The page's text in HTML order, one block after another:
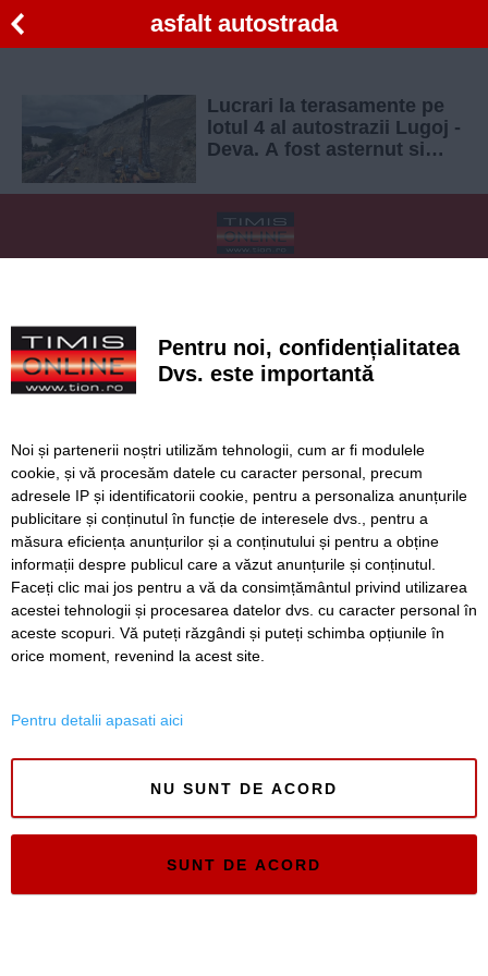
asfalt autostrada
Lucrari la terasamente pe
lotul 4 al autostrazii Lugoj -
Deva. A fost asternut si
tronson
Politica de confidentialitate
Regulament postare și moderare comentarii
Timiș Online
ISSN 3008-2323
ISSN-L 3008-2323
Pentru noi, confidențialitatea
Dvs. este importantă
Noi și partenerii noștri utilizăm tehnologii, cum ar fi modulele
cookie, și vă procesăm datele cu caracter personal, precum
adresele IP și identificatorii cookie, pentru a personaliza anunțurile
publicitare și conținutul în funcție de interesele dvs., pentru a
măsura eficiența anunțurilor și a conținutului și pentru a obține
informații despre publicul care a văzut anunțurile și conținutul.
Faceți clic mai jos pentru a vă da consimțământul privind utilizarea
acestei tehnologii și procesarea datelor dvs. cu caracter personal în
aceste scopuri. Vă puteți răzgândi și puteți schimba opțiunile în
orice moment, revenind la acest site.
Pentru detalii apasati aici
NU SUNT DE ACORD
SUNT DE ACORD